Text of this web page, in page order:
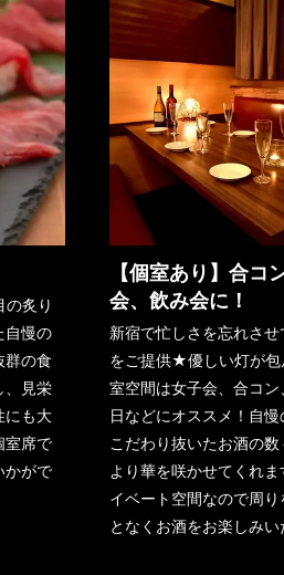
の炙り
自慢の
群の食
、見栄
にも大
室席で
かがで
【個室あり】合コ
会、飲み会に！
新宿で忙しさを忘れさ
をご提供★優しい灯が包
室空間は女子会、合コ
日などにオススメ！自
こだわり抜いたお酒の数
より華を咲かせてくれ
イベート空間なので周り
となくお酒をお楽しみい